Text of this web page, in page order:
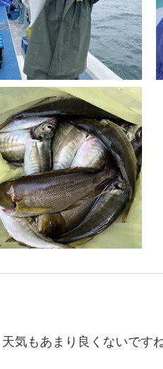
気もあまり良くないです